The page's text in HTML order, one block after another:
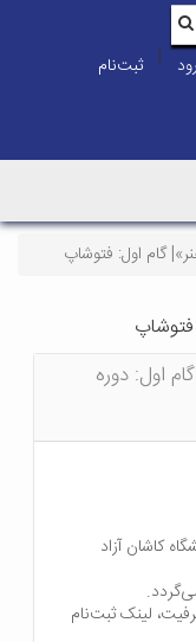
| ثبت‌نام
گام اول: فتوشاپ
فتوشاپ
اول: دوره
کاشان آزاد
لینک ثبت‌نام